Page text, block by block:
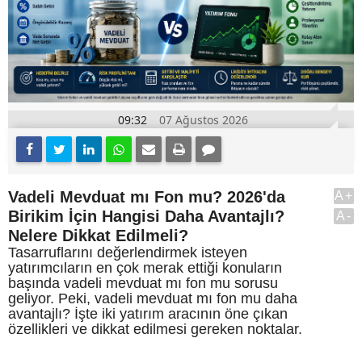
09:32 07 Ağustos 2026
Vadeli Mevduat mı Fon mu? 2026'da
Birikim İçin Hangisi Daha Avantajlı?
Nelere Dikkat Edilmeli?
Tasarruflarını değerlendirmek isteyen
yatırımcıların en çok merak ettiği konuların
başında vadeli mevduat mı fon mu sorusu
geliyor. Peki, vadeli mevduat mı fon mu daha
avantajlı? İşte iki yatırım aracının öne çıkan
özellikleri ve dikkat edilmesi gereken noktalar.
A+
A-